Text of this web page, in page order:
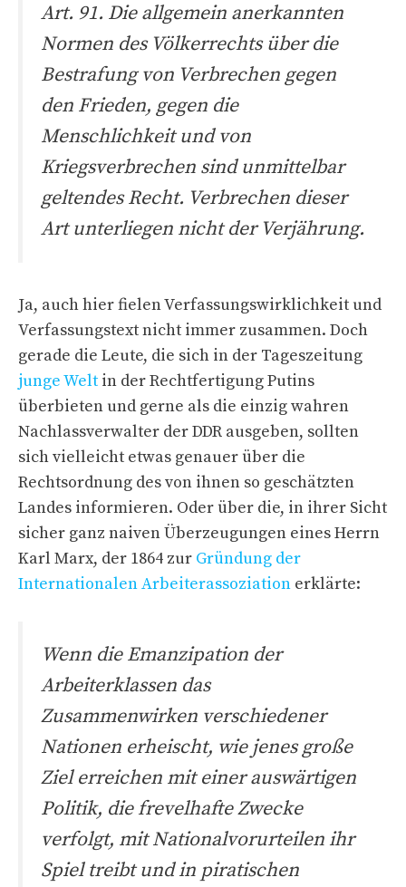
Art. 91. Die allgemein anerkannten
Normen des Völkerrechts über die
Bestrafung von Verbrechen gegen
den Frieden, gegen die
Menschlichkeit und von
Kriegsverbrechen sind unmittelbar
geltendes Recht. Verbrechen dieser
Art unterliegen nicht der Verjährung.
Ja, auch hier fielen Verfassungswirklichkeit und
Verfassungstext nicht immer zusammen. Doch
gerade die Leute, die sich in der Tageszeitung
junge Welt in der Rechtfertigung Putins
überbieten und gerne als die einzig wahren
Nachlassverwalter der DDR ausgeben, sollten
sich vielleicht etwas genauer über die
Rechtsordnung des von ihnen so geschätzten
Landes informieren. Oder über die, in ihrer Sicht
sicher ganz naiven Überzeugungen eines Herrn
Karl Marx, der 1864 zur Gründung der
Internationalen Arbeiterassoziation erklärte:
Wenn die Emanzipation der
Arbeiterklassen das
Zusammenwirken verschiedener
Nationen erheischt, wie jenes große
Ziel erreichen mit einer auswärtigen
Politik, die frevelhafte Zwecke
verfolgt, mit Nationalvorurteilen ihr
Spiel treibt und in piratischen